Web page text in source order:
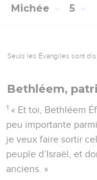
Michée 5
Seuls les Évangiles sont
Bethléem,
1 « Et toi, Bethléem
peu importante
je veux faire sortir
peuple d’Israël, et
anciens. »